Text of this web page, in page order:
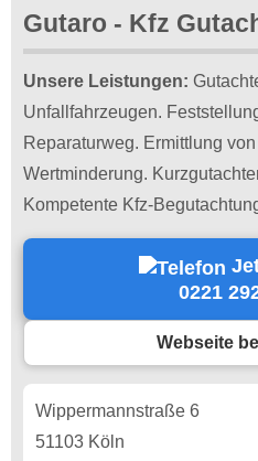
Gutaro - Kfz
Unsere Leistungen:
Unfallfahrzeugen.
Reparaturweg. Ermittlung
Wertminderung.
Kompetente Kfz-
0221
Webseite
Wippermannstraße 6
51103 Köln